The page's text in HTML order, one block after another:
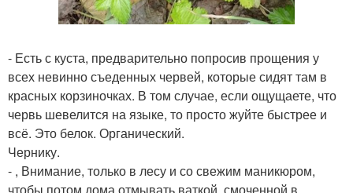
- Есть с куста, предварительно попросив прощения у
всех невинно съеденных червей, которые сидят там в
красных корзиночках. В том случае, если ощущаете, что
червь шевелится на языке, то просто жуйте быстрее и
всё. Это белок. Органический.
Чернику.
- , Внимание, только в лесу и со свежим маникюром,